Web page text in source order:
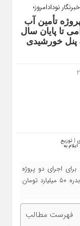
نودادامروز؛
دو پروژه تأمین آب
دامی تا پایان سال
| تجهیز مناطق عشایری ایلام به 420 پنل خورشیدی
اجرای دو پروژه
تأمین آب شرب مناطق عشایری کولک مهران و بدره ۵۰ میلیارد تومان
فهرست مطالب